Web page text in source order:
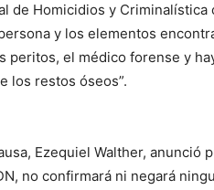
de Homicidios y Criminalística
y los elementos
peritos, el médico forense y
los restos óseos”.
Ezequiel Walther, anunció
no confirmará ni negará